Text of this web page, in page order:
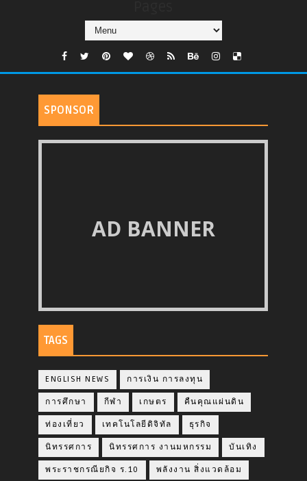
SPONSOR
AD BANNER
TAGS
ENGLISH NEWS การเงิน การลงทุน
การศึกษา กีฬา เกษตร คืนคุณแผ่นดิน
ท่องเที่ยว เทคโนโลยีดิจิทัล ธุรกิจ
นิทรรศการ นิทรรศการ งานมหกรรม บันเทิง
พระราชกรณียกิจ ร.10 พลังงาน สิ่งแวดล้อม